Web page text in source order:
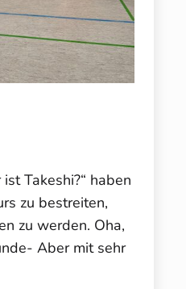
Takeshi?“ haben
zu bestreiten,
zu werden. Oha,
Aber mit sehr